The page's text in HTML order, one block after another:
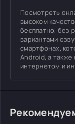
Посмотреть
высоком
бесплатно, без
вариантами
смартфонах,
Android, а также
интернетом и